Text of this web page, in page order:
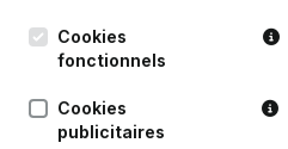
Cookies
fonctionnels
Cookies
publicitaires